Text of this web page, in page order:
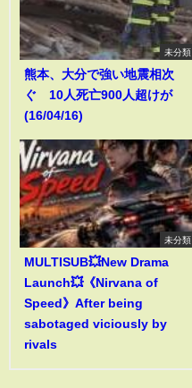
未分類
熊本、大分で強い地震相次
ぐ 10人死亡900人超けが
(16/04/16)
未分類
MULTISUB💥New Drama
Launch💥《Nirvana of
Speed》After being
sabotaged viciously by
rivals